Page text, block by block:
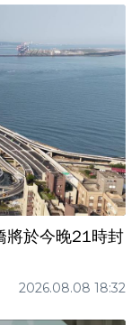
將於今晚21時封
2026.08.08 18:32